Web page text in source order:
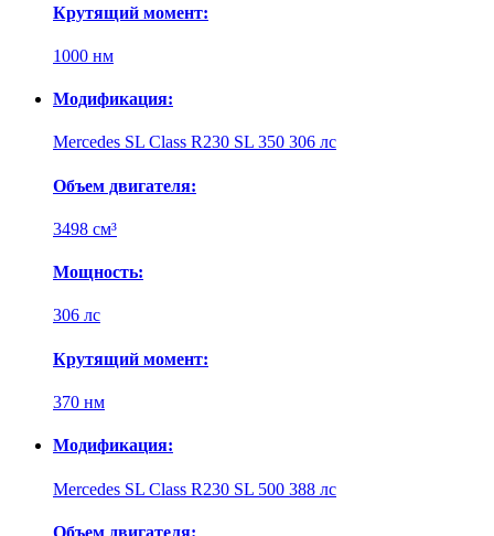
Крутящий момент:
1000 нм
Модификация:
Mercedes SL Class R230 SL 350 306 лс
Объем двигателя:
3498 см³
Мощность:
306 лс
Крутящий момент:
370 нм
Модификация:
Mercedes SL Class R230 SL 500 388 лс
Объем двигателя: